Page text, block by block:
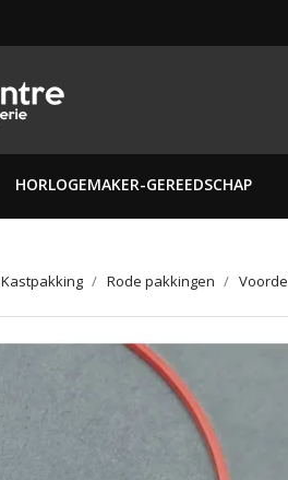
HORLOGEMAKER-GEREEDSCHAP
Kastpakking Rode pakkingen